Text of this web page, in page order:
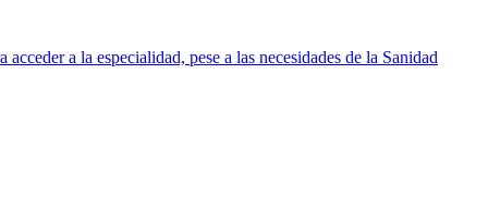
a la especialidad, pese a las necesidades de la Sanidad